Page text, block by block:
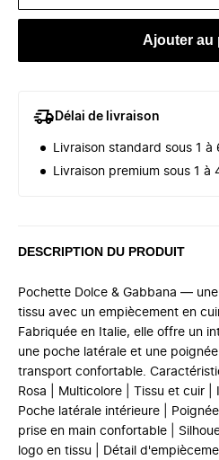
Ajouter au
Délai de livraison
Livraison standard sous 1 à
Livraison premium sous 1 à
DESCRIPTION DU PRODUIT
Pochette Dolce & Gabbana —
tissu avec un empiècement en
Fabriquée en Italie, elle offre un
une poche latérale et une
transport confortable.
Rosa | Multicolore | Tissu et cuir |
Poche latérale intérieure |
prise en main confortable |
logo en tissu | Détail